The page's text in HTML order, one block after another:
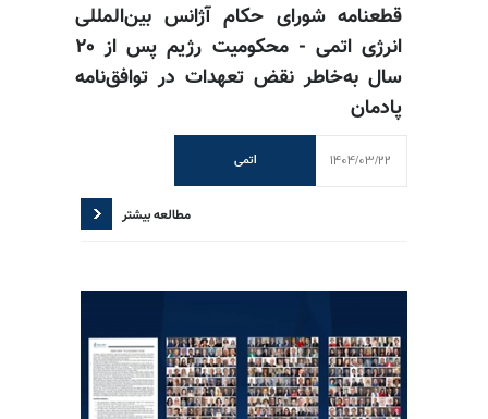
قطعنامه شورای حکام آژانس بین‌المللی
انرژی اتمی - محکومیت رژیم پس از ۲۰
سال به‌خاطر نقض تعهدات در توافق‌نامه
پادمان
اتمی 1404/03/22
مطالعه بیشتر